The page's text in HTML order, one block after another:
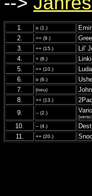
1. o (1.)
2.
++ (9.)
3.
++ (15.) Lil'
4.
+ (8.)
5.
++ (10.)
6.
o (6.)
7.
(neu)
8.
++ (13.) 2Pac
9.
-- (2.)
10.
-- (4.)
11.
++ (20.)